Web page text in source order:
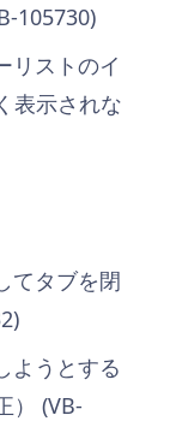
105730)
リストのイ
表示されな
てタブを閉
ようとする
） (VB-